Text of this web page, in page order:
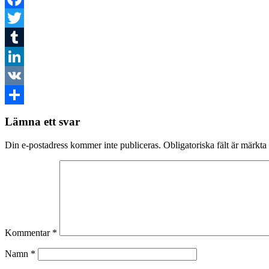
Facebook
Twitter
Tumblr
LinkedIn
VK
Lämna ett svar
Din e-postadress kommer inte publiceras. Obligatoriska fält är märkta
Kommentar *
Namn *